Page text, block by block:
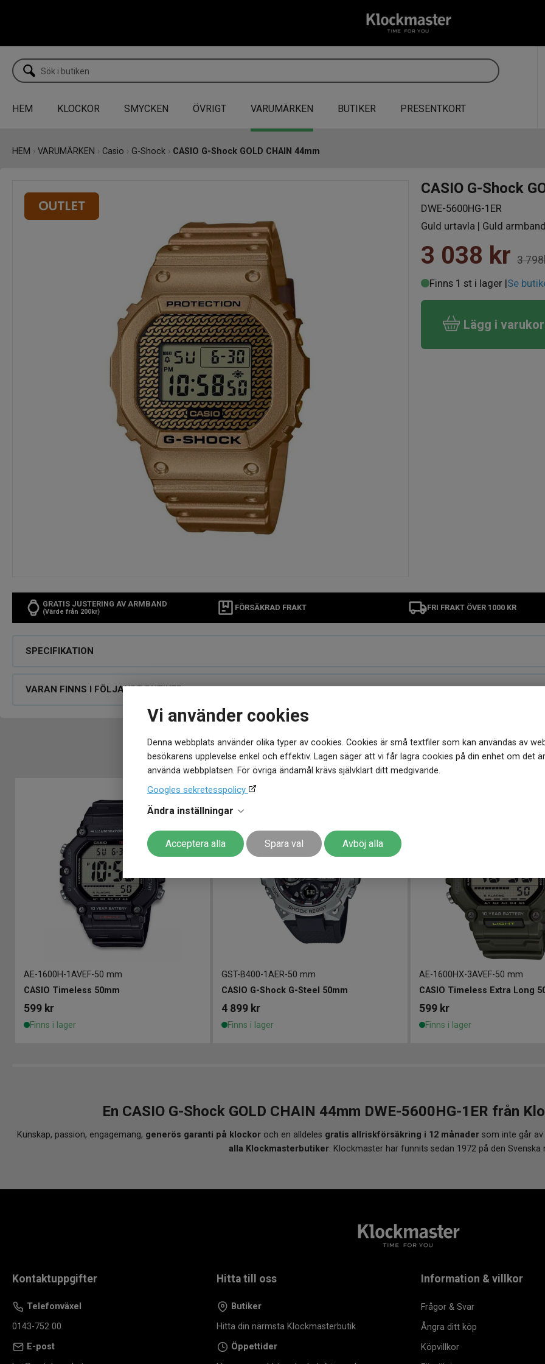
Vi använder cookies
Denna webbplats använder olika typer av cookies. Cookies är små textfiler som kan användas av
besökarens upplevelse enkel och effektiv. Lagen säger att vi får lagra cookies på din enhet om det
använda webbplatsen. För övriga ändamål krävs självklart ditt medgivande.
Googles sekretesspolicy
Ändra inställningar
Acceptera alla Spara val Avböj alla
HEM KLOCKOR SMYCKEN ÖVRIGT VARUMÄRKEN BUTIKER PRESENTKORT
HEM › VARUMÄRKEN › Casio › G-Shock › CASIO G-Shock GOLD CHAIN 44mm
CASIO G-Shock
DWE-5600HG-1ER
Guld urtavla | Guld
3 038 kr 3
Finns 1 st i lager |Se
Lägg i
GRATIS JUSTERING AV ARMBAND
(Värde från 200kr) FÖRSÄKRAD FRAKT FRI FRAKT ÖVER 1000 KR
SPECIFIKATION
VARAN FINNS I FÖLJANDE BUTIKER
MER FRÅN SAMMA VARUMÄRKE
AE-1600H-1AVEF-50 mm
CASIO Timeless 50mm
599 kr
Finns i lager
GST-B400-1AER-50 mm
CASIO G-Shock G-Steel 50mm
4 899 kr
Finns i lager
AE-1600HX-3AVEF-50 mm
CASIO Timeless Extra Long
599 kr
Finns i lager
En CASIO G-Shock GOLD CHAIN 44mm DWE-5600HG-1ER från
Kunskap, passion, engagemang, generös garanti på klockor och en alldeles gratis allriskförsäkring i 12 månader som inte går
alla Klockmasterbutiker. Klockmaster har funnits sedan 1972 på den Svenska
Kontaktuppgifter
Telefonväxel
0143-752 00
E-post
Hitta till oss
Butiker
Hitta din närmsta Klockmasterbutik
Öppettider
Information & villkor
Frågor & Svar
Ångra ditt köp
Köpvillkor